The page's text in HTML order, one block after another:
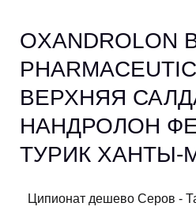
OXANDROLON
ВЕРХНЯЯ
НАНДРОЛОН
ТУРИК ХАНТЫ-
Ципионат дешево Серов -